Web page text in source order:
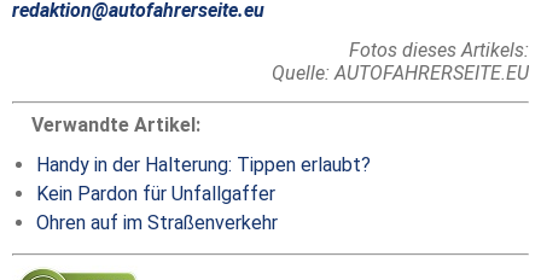
redaktion@autofahrerseite.eu
Fotos dieses Artikels:
Quelle: AUTOFAHRERSEITE.EU
Verwandte Artikel:
Handy in der Halterung: Tippen erlaubt?
Kein Pardon für Unfallgaffer
Ohren auf im Straßenverkehr